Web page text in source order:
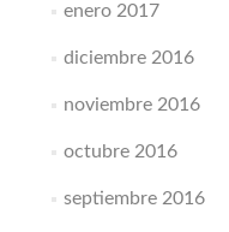
enero 2017
diciembre 2016
noviembre 2016
octubre 2016
septiembre 2016